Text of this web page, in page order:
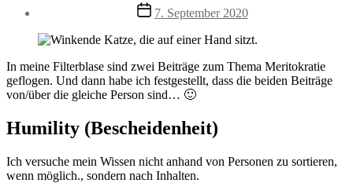
Veröffentlichungsdatum
7. September 2020
In meine Filterblase sind zwei Beiträge zum Thema Meritokratie
geflogen. Und dann habe ich festgestellt, dass die beiden Beiträge
von/über die gleiche Person sind… 🙂
Humility (Bescheidenheit)
Ich versuche mein Wissen nicht anhand von Personen zu sortieren,
wenn möglich., sondern nach Inhalten.